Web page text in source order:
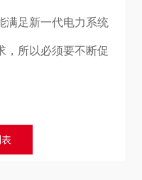
满足新一代电力系统
，所以必须要不断促